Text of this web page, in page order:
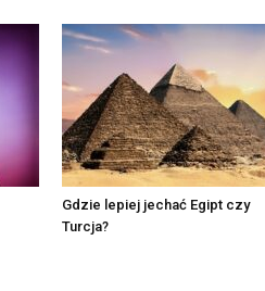
Gdzie lepiej jechać Egipt czy
Turcja?